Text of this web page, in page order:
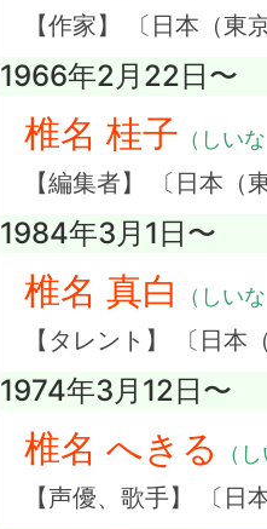
【作家】 〔日本（東
1966年2月22日〜
椎名 桂子 （しい
【編集者】 〔日本（
1984年3月1日〜
椎名 真白 （しい
【タレント】 〔日本
1974年3月12日〜
椎名 へきる （
【声優、歌手】 〔日